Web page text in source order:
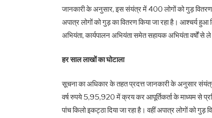
जानकारी के अनुसार, इस संयंत्र में 400 लोगों को गुड़ वितरण
अपात्र लोगों को गुड़ का वितरण किया जा रहा है। आश्चर्य हुआ
अभियंता, कार्यपालन अभियंता समेत सहायक अभियंता वर्षों से
हर साल लाखों का घोटाला
सूचना का अधिकार के तहत प्रदत्त जानकारी के अनुसार
वर्ष रुपये 5,95,920 में क्रय कर आपूर्तिकर्ता के माध्यम से
पांच किलो इकट्ठा दिया जा रहा है। वहीं अपात्र लोगों को